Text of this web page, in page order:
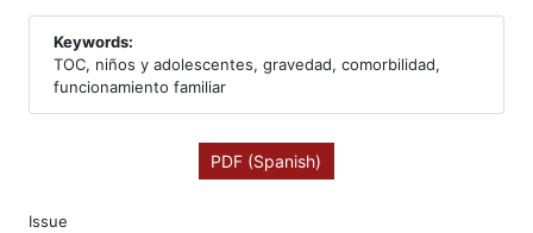
Keywords:
TOC, niños y adolescentes, gravedad, comorbilidad,
funcionamiento familiar
PDF (Spanish)
Issue